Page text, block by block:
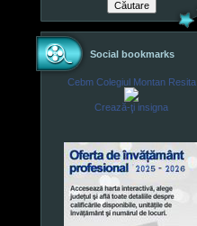
Social bookmarks
Cebm Colegiul Montan Resita
Crează-ţi insigna